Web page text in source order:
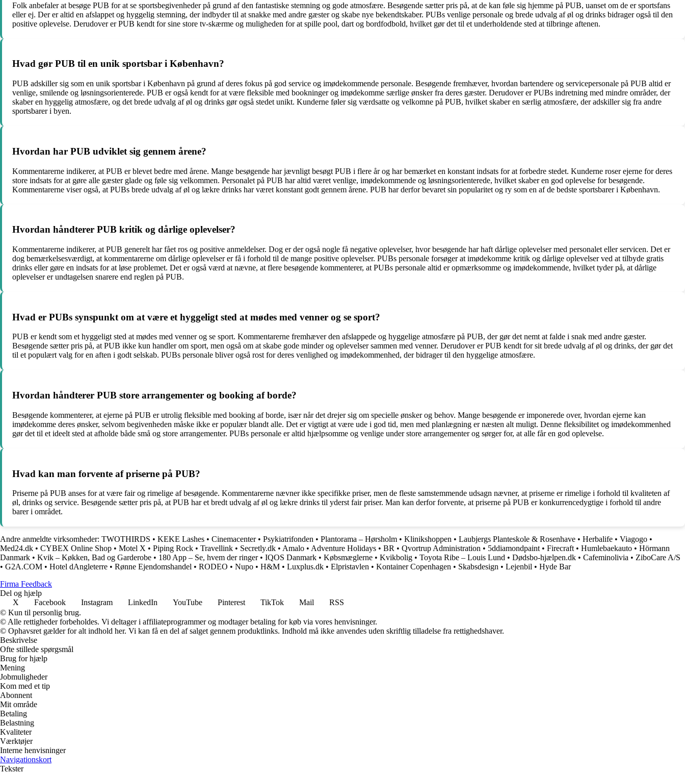
Folk anbefaler at besøge PUB for at se sportsbegivenheder på grund af den fantastiske stemning og gode atmosfære. Besøgende sætter pris på, at de kan føle sig hjemme på PUB, uanset om de er sportsfans
eller ej. Der er altid en afslappet og hyggelig stemning, der indbyder til at snakke med andre gæster og skabe nye bekendtskaber. PUBs venlige personale og brede udvalg af øl og drinks bidrager også til den
positive oplevelse. Derudover er PUB kendt for sine store tv-skærme og muligheden for at spille pool, dart og bordfodbold, hvilket gør det til et underholdende sted at tilbringe aftenen.
Hvad gør PUB til en unik sportsbar i København?
PUB adskiller sig som en unik sportsbar i København på grund af deres fokus på god service og imødekommende personale. Besøgende fremhæver, hvordan bartendere og servicepersonale på PUB altid er
venlige, smilende og løsningsorienterede. PUB er også kendt for at være fleksible med bookninger og imødekomme særlige ønsker fra deres gæster. Derudover er PUBs indretning med mindre områder, der
skaber en hyggelig atmosfære, og det brede udvalg af øl og drinks gør også stedet unikt. Kunderne føler sig værdsatte og velkomne på PUB, hvilket skaber en særlig atmosfære, der adskiller sig fra andre
sportsbarer i byen.
Hvordan har PUB udviklet sig gennem årene?
Kommentarerne indikerer, at PUB er blevet bedre med årene. Mange besøgende har jævnligt besøgt PUB i flere år og har bemærket en konstant indsats for at forbedre stedet. Kunderne roser ejerne for deres
store indsats for at gøre alle gæster glade og føle sig velkommen. Personalet på PUB har altid været venlige, imødekommende og løsningsorienterede, hvilket skaber en god oplevelse for besøgende.
Kommentarerne viser også, at PUBs brede udvalg af øl og lækre drinks har været konstant godt gennem årene. PUB har derfor bevaret sin popularitet og ry som en af de bedste sportsbarer i København.
Hvordan håndterer PUB kritik og dårlige oplevelser?
Kommentarerne indikerer, at PUB generelt har fået ros og positive anmeldelser. Dog er der også nogle få negative oplevelser, hvor besøgende har haft dårlige oplevelser med personalet eller servicen. Det er
dog bemærkelsesværdigt, at kommentarerne om dårlige oplevelser er få i forhold til de mange positive oplevelser. PUBs personale forsøger at imødekomme kritik og dårlige oplevelser ved at tilbyde gratis
drinks eller gøre en indsats for at løse problemet. Det er også værd at nævne, at flere besøgende kommenterer, at PUBs personale altid er opmærksomme og imødekommende, hvilket tyder på, at dårlige
oplevelser er undtagelsen snarere end reglen på PUB.
Hvad er PUBs synspunkt om at være et hyggeligt sted at mødes med venner og se sport?
PUB er kendt som et hyggeligt sted at mødes med venner og se sport. Kommentarerne fremhæver den afslappede og hyggelige atmosfære på PUB, der gør det nemt at falde i snak med andre gæster.
Besøgende sætter pris på, at PUB ikke kun handler om sport, men også om at skabe gode minder og oplevelser sammen med venner. Derudover er PUB kendt for sit brede udvalg af øl og drinks, der gør det
til et populært valg for en aften i godt selskab. PUBs personale bliver også rost for deres venlighed og imødekommenhed, der bidrager til den hyggelige atmosfære.
Hvordan håndterer PUB store arrangementer og booking af borde?
Besøgende kommenterer, at ejerne på PUB er utrolig fleksible med booking af borde, især når det drejer sig om specielle ønsker og behov. Mange besøgende er imponerede over, hvordan ejerne kan
imødekomme deres ønsker, selvom begivenheden måske ikke er populær blandt alle. Det er vigtigt at være ude i god tid, men med planlægning er næsten alt muligt. Denne fleksibilitet og imødekommenhed
gør det til et ideelt sted at afholde både små og store arrangementer. PUBs personale er altid hjælpsomme og venlige under store arrangementer og sørger for, at alle får en god oplevelse.
Hvad kan man forvente af priserne på PUB?
Priserne på PUB anses for at være fair og rimelige af besøgende. Kommentarerne nævner ikke specifikke priser, men de fleste samstemmende udsagn nævner, at priserne er rimelige i forhold til kvaliteten af ​​
øl, drinks og service. Besøgende sætter pris på, at PUB har et bredt udvalg af øl og lækre drinks til yderst fair priser. Man kan derfor forvente, at priserne på PUB er konkurrencedygtige i forhold til andre
barer i området.
Andre anmeldte virksomheder: TWOTHIRDS • KEKE Lashes • Cinemacenter• Psykiatrifonden • Plantorama – Hørsholm • Klinikshoppen • Laubjergs Planteskole & Rosenhave • Herbalife • Viagogo •
Med24.dk • CYBEX Online Shop • Motel X • Piping Rock • Travellink • Secretly.dk • Amalo • Adventure Holidays • BR • Qvortrup Administration • 5ddiamondpaint • Firecraft • Humlebaekauto • Hörmann
Danmark • Kvik – Køkken, Bad og Garderobe • 180 App – Se, hvem der ringer• IQOS Danmark • Købsmæglerne • Kvikbolig • Toyota Ribe – Louis Lund • Dødsbo-hjælpen.dk • Cafeminolivia • ZiboCare A/S
• G2A.COM • Hotel dAngleterre • Rønne Ejendomshandel • RODEO • Nupo • H&M • Luxplus.dk • Elpristavlen • Kontainer Copenhagen • Skabsdesign • Lejenbil • Hyde Bar
Firma Feedback
Del og hjælp
X
Facebook Instagram LinkedIn YouTube Pinterest TikTok Mail
RSS
© Kun til personlig brug.
© Alle rettigheder forbeholdes. Vi deltager i affiliateprogrammer og modtager betaling for køb via vores henvisninger.
© Ophavsret gælder for alt indhold her. Vi kan få en del af salget gennem produktlinks. Indhold må ikke anvendes uden skriftlig tilladelse fra rettighedshaver.
Beskrivelse
Ofte stillede spørgsmål
Brug for hjælp
Mening
Jobmuligheder
Kom med et tip
Abonnent
Mit område
Betaling
Belastning
Kvaliteter
Værktøjer
Interne henvisninger
Navigationskort
Tekster